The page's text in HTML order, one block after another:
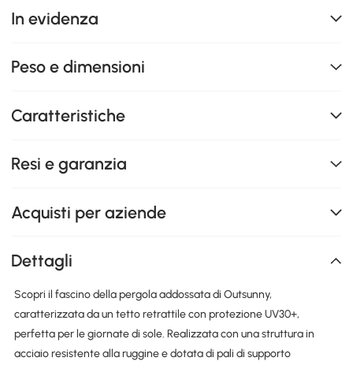
In evidenza
Peso e dimensioni
Caratteristiche
Resi e garanzia
Acquisti per aziende
Dettagli
Scopri il fascino della pergola addossata di Outsunny,
caratterizzata da un tetto retrattile con protezione UV30+,
perfetta per le giornate di sole. Realizzata con una struttura in
acciaio resistente alla ruggine e dotata di pali di supporto